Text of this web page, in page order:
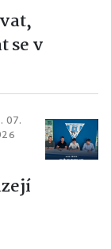
se v
07.